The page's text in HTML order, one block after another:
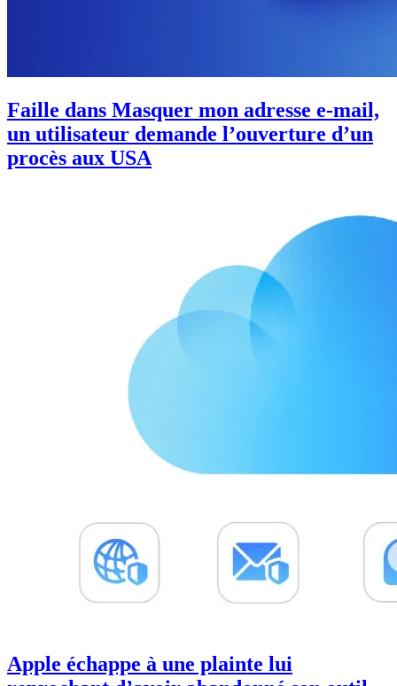
Faille dans Masquer mon adresse e-mail,
un utilisateur demande l’ouverture d’un
procès aux USA
Apple échappe à une plainte lui